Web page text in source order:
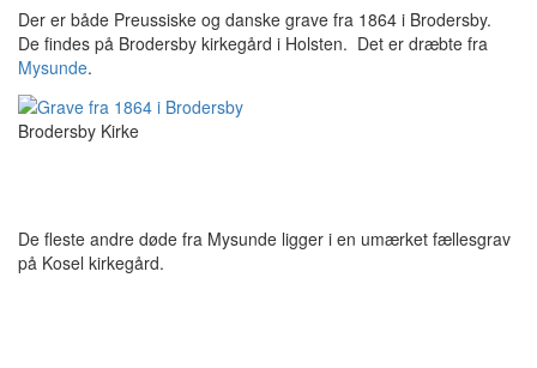
Der er både Preussiske og danske grave fra 1864 i Brodersby.
De findes på Brodersby kirkegård i Holsten. Det er dræbte fra
Mysunde.
Brodersby Kirke
De fleste andre døde fra Mysunde ligger i en umærket fællesgrav
på Kosel kirkegård.